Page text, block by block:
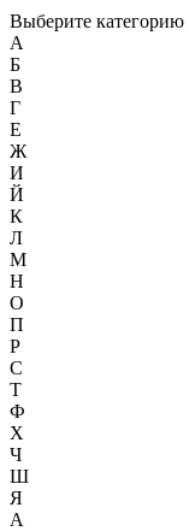
Выберите категорию
А
Б
В
Г
Е
Ж
И
Й
К
Л
М
Н
О
П
Р
С
Т
Ф
Х
Ч
Ш
Я
А